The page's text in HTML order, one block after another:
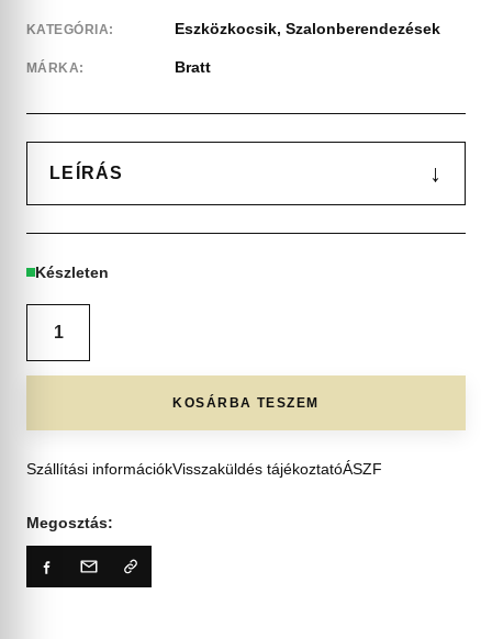
KATEGÓRIA: Eszközkocsik, Szalonberendezések
MÁRKA: Bratt
LEÍRÁS ↓
Készleten
KOSÁRBA TESZEM
Szállítási információkVisszaküldés tájékoztatóÁSZF
Megosztás: